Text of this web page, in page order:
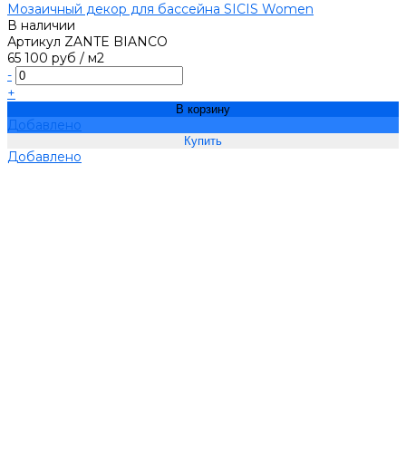
Мозаичный декор для бассейна SICIS Women
В наличии
Артикул ZANTE BIANCO
65 100 руб / м2
-
+
В корзину
Добавлено
Добавлено